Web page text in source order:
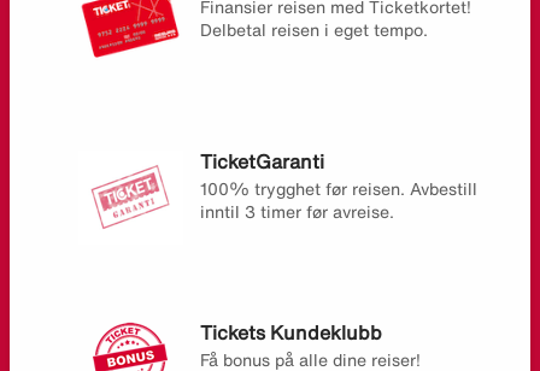
Finansier reisen med Ticketkortet!
Delbetal reisen i eget tempo.
TicketGaranti
100% trygghet før reisen. Avbestill
inntil 3 timer før avreise.
Tickets Kundeklubb
Få bonus på alle dine reiser!